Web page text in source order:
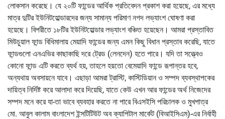
লোকসান করেছে। যে ২০টি ফান্ডের আর্থিক প্রতিবেদন প্রকাশ করা হয়েছে, এর মধ্যে
মাত্র দুটির ইউনিটহোল্ডারদের জন্য সামান্য পরিমাণ নগদ লভ্যাংশ ঘোষণা করা
হয়েছে। বিপরীতে ১৮টির ইউনিটহোল্ডার লভ্যাংশ বঞ্চিত হয়েছেন। আমরা প্রস্তাবিত
মিউচুয়াল ফান্ড বিধিমালায় মেয়াদি ফান্ডের জন্য এমন কিছু বিধান প্রস্তাব করেছি, যাতে
ফান্ডগুলো এনএভির কাছাকাছি দরে ট্রেড (লেনদেন) হতে পারে। যদি তা সত্ত্বেও
কোনো ফান্ড এটি করতে ব্যর্থ হয়, তাহলে হয়তো বেমেয়াদি ফান্ডে রূপান্তর হবে,
অন্যথায় অবসায়নে যাবে। এছাড়া আমরা ট্রাস্টি, কাস্টিডিয়ান ও সম্পদ ব্যবস্থাপকের
দায়িত্ব নির্দিষ্ট করে আলাদা করে দিয়েছি, যাতে কেউ এখন আর ফান্ডের অর্থ নিজেদের
সম্পদ মনে করে যা-তা ভাবে ব্যবহার করতে না পারে বিএসইসি পরিচালক ও মুখপাত্র
মো. আবুল কালাম বাংলাদেশ ইন্সটিটিউট অব ক্যাপিটাল মার্কেট (বিআইসিএম)-এর নির্বাহী